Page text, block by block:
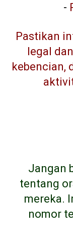
-
Pastikan
legal
kebencian,
Jangan
tentang
mereka.
nomor